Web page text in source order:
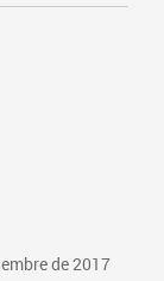
de 2017